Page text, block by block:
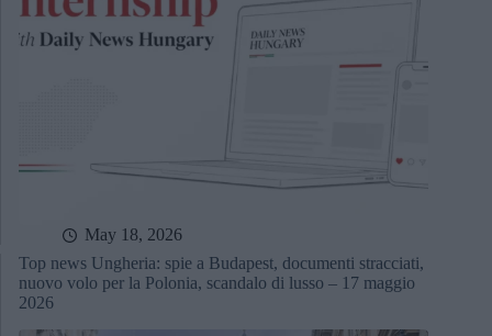
May 18, 2026
Top news Ungheria: spie a Budapest, documenti stracciati,
nuovo volo per la Polonia, scandalo di lusso – 17 maggio
2026